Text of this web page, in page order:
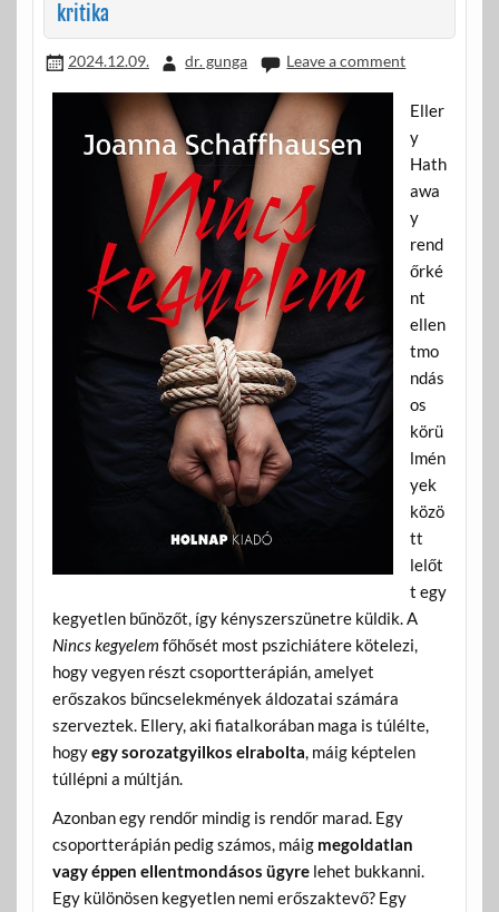
kritika
2024.12.09. dr. gunga Leave a comment
Eller
y
Hath
awa
y
rend
őrké
nt
ellen
tmo
ndás
os
körü
lmén
yek
közö
tt
lelőt
t egy
kegyetlen bűnözőt, így kényszerszünetre küldik. A
Nincs kegyelem főhősét most pszichiátere kötelezi,
hogy vegyen részt csoportterápián, amelyet
erőszakos bűncselekmények áldozatai számára
szerveztek. Ellery, aki fiatalkorában maga is túlélte,
hogyegy sorozatgyilkos elrabolta, máig képtelen
túllépni a múltján.
Azonban egy rendőr mindig is rendőr marad. Egy
csoportterápián pedig számos, máig megoldatlan
vagy éppen ellentmondásos ügyrelehet bukkanni.
Egy különösen kegyetlen nemi erőszaktevő? Egy